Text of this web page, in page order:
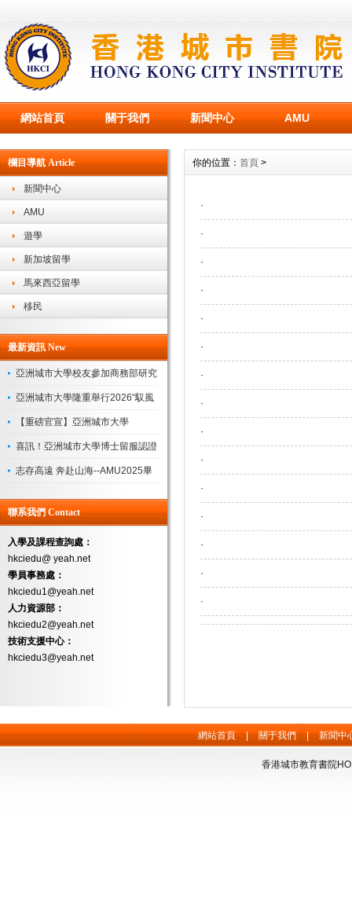
網站首頁 關于我們 新聞中心 AMU
欄目導航 Article
新聞中心
AMU
遊學
新加坡留學
馬來西亞留學
移民
最新資訊 New
亞洲城市大學校友參加商務部研究
院“企業管理領軍人才研修班”圓滿
收官
亞洲城市大學隆重舉行2026“馭風
起航，共繪新藍”迎新盛典
【重磅官宣】亞洲城市大學
（AMU）新校長上任！
喜訊！亞洲城市大學博士留服認證
落地，學曆認可度再獲權威背書
志存高遠 奔赴山海--AMU2025畢
聯系我們 Contact
入學及課程查詢處：
hkciedu@ yeah.net
學員事務處：
hkciedu1@yeah.net
人力資源部：
hkciedu2@yeah.net
技術支援中心：
hkciedu3@yeah.net
你的位置： 首頁 >
·
·
·
·
·
·
·
·
·
·
·
·
·
·
·
網站首頁 | 關于我們 | 新聞中
香港城市教育書院